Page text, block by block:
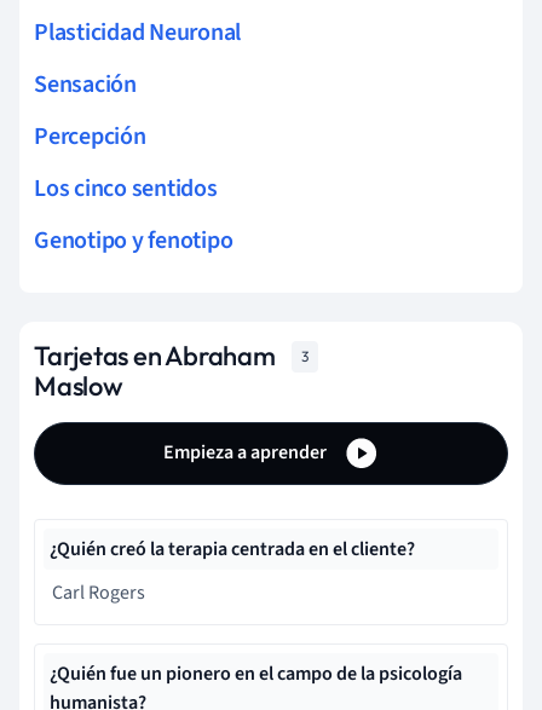
Plasticidad Neuronal
Sensación
Percepción
Los cinco sentidos
Genotipo y fenotipo
Tarjetas en Abraham
Maslow
3
Empieza a aprender
¿Quién creó la terapia centrada en el cliente?
Carl Rogers
¿Quién fue un pionero en el campo de la psicología
humanista?